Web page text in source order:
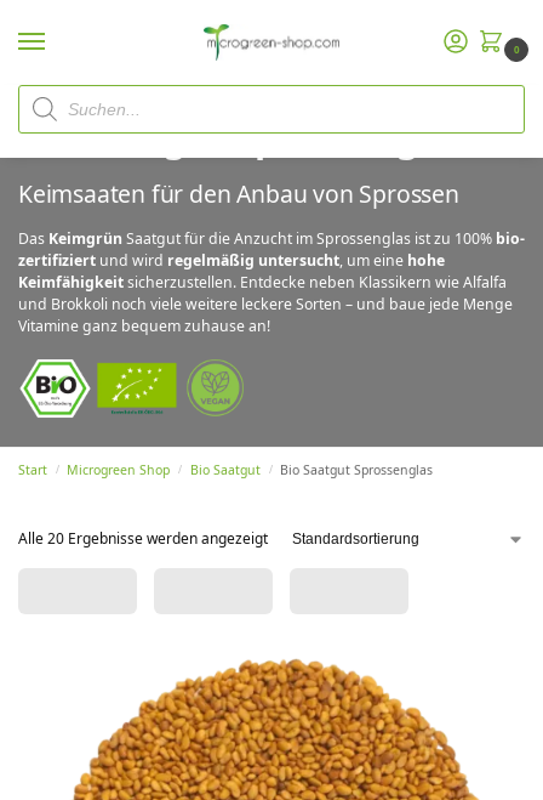
0
Bio Saatgut Sprossenglas
Keimsaaten für den Anbau von Sprossen
Das Keimgrün Saatgut für die Anzucht im Sprossenglas ist zu 100% bio-
zertifiziert und wird regelmäßig untersucht, um eine hohe
Keimfähigkeitsicherzustellen. Entdecke neben Klassikern wie Alfalfa
und Brokkoli noch viele weitere leckere Sorten – und baue jede Menge
Vitamine ganz bequem zuhause an!
Start / Microgreen Shop / Bio Saatgut / Bio Saatgut Sprossenglas
Alle 20 Ergebnisse werden angezeigt